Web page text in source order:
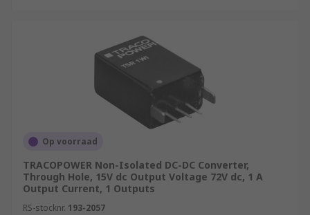
Op voorraad
TRACOPOWER Non-Isolated DC-DC Converter,
Through Hole, 15V dc Output Voltage 72V dc, 1 A
Output Current, 1 Outputs
RS-stocknr. 193-2057